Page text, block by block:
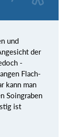
und
der
-
Flach-
kann man
Soingraben
ist